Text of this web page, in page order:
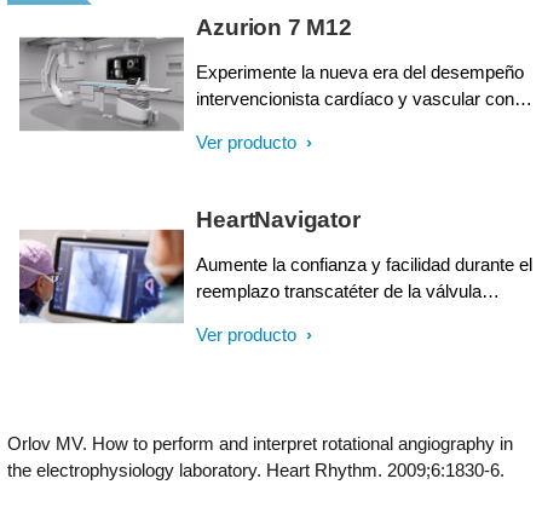
Azurion 7 M12
Experimente la nueva era del desempeño
intervencionista cardíaco y vascular con
detector plano de 12''. Esta solución de
excelente atención médica al paciente y
aumentar su eficiencia operativa al
combinarse con la innovación en flujo de
Ver producto
HeartNavigator
Aumente la confianza y facilidad durante el
reemplazo transcatéter de la válvula
SHD complejos. La de usuario inmersiva
proyección. Durante los procedimientos,
se proporciona una guía de imágenes en
Ver producto
Orlov MV. How to perform and interpret rotational angiography in
the electrophysiology laboratory. Heart Rhythm. 2009;6:1830-6.